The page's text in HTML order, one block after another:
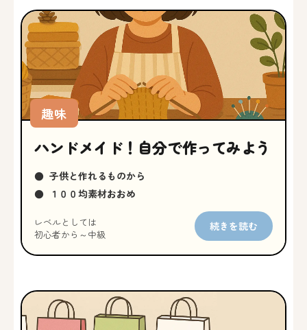
趣味
ハンドメイド！自分で作ってみよう
● 子供と作れるものから
●
１００均素材おおめ
レベルとしては
初心者から～中級
続きを読む